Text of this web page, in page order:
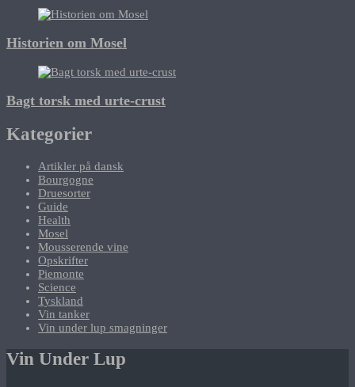
Historien om Mosel
Bagt torsk med urte-crust
Kategorier
Artikler på dansk
Bourgogne
Druesorter
Guide
Health
Mosel
Mousserende vine
Opskrifter
Piemonte
Science
Tyskland
Vin tanker
Vin under lup smagninger
Vin Under Lup